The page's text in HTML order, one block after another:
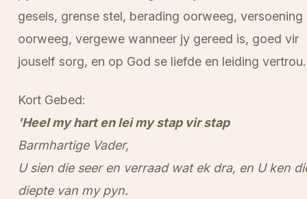
gesels, grense stel, berading oorweeg, versoening
oorweeg, vergewe wanneer jy gereed is, goed vir
jouself sorg, en op God se liefde en leiding vertrou.
Kort Gebed:
'Heel my hart en lei my stap vir stap
Barmhartige Vader,
U sien die seer en verraad wat ek dra, en U ken
diepte van my pyn.